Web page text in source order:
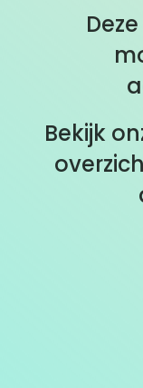
Bekijk